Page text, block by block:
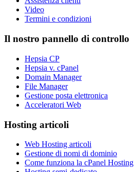
Video
Termini e condizioni
Il nostro pannello di controllo
Hepsia CP
Hepsia v. cPanel
Domain Manager
File Manager
Gestione posta elettronica
Acceleratori Web
Hosting articoli
Web Hosting articoli
Gestione di nomi di dominio
Come funziona la cPanel Hosting